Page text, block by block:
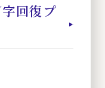
回復プ